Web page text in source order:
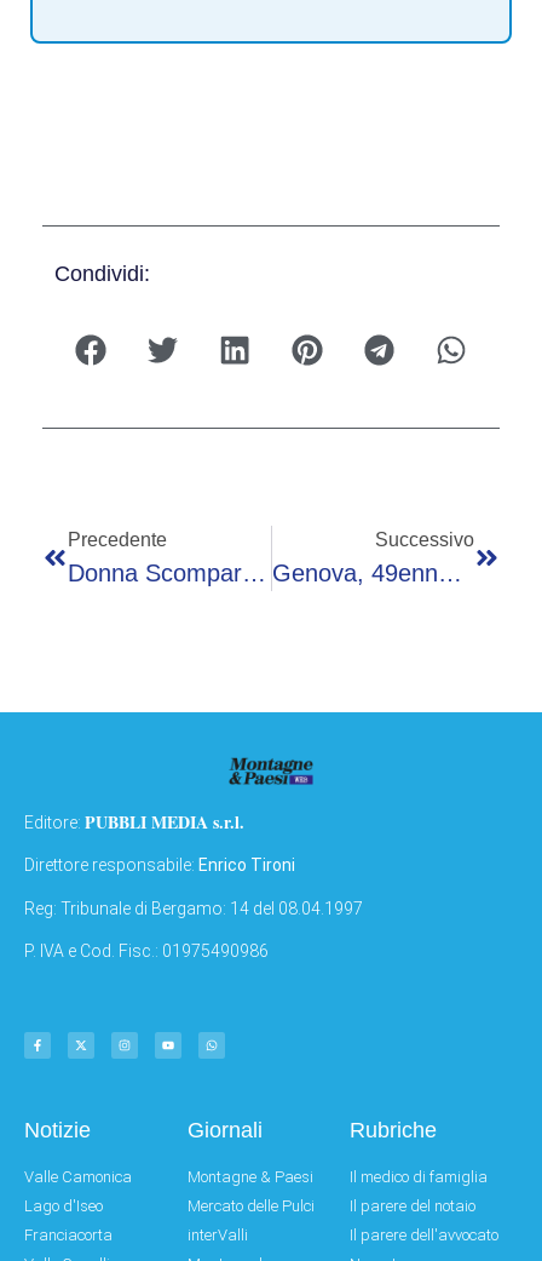
Condividi:
Precedente
Donna Scomparsa A Farneta Nel 2012, Riaperto Il Caso: Indagato L’ex Marito (e Frate)
Successivo
Genova, 49enne Incaprettato E Ucciso Nei Giardini Del Museo
Editore: PUBBLI MEDIA s.r.l.
Direttore responsabile: Enrico Tironi
Reg: Tribunale di Bergamo: 14 del 08.04.1997
P. IVA e Cod. Fisc.: 01975490986
Notizie
Valle Camonica
Lago d'Iseo
Franciacorta
Giornali
Montagne & Paesi
Mercato delle Pulci
interValli
Rubriche
Il medico di famiglia
Il parere del notaio
Il parere dell'avvocato